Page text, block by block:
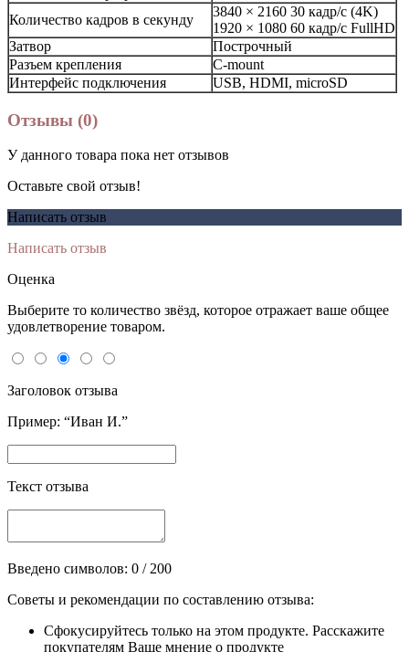
Количество кадров в секунду
3840 × 2160 30 кадр/с (4K)
1920 × 1080 60 кадр/с FullHD
Затвор
Построчный
Разъем крепления
C-mount
Интерфейс подключения
USB, HDMI, microSD
Отзывы (0)
У данного товара пока нет отзывов
Оставьте свой отзыв!
Написать отзыв
Написать отзыв
Оценка
Выберите то количество звёзд, которое отражает ваше общее
удовлетворение товаром.
Заголовок отзыва
Пример: “Иван И.”
Текст отзыва
Введено символов: 0 / 200
Советы и рекомендации по составлению отзыва:
Сфокусируйтесь только на этом продукте. Расскажите
покупателям Ваше мнение о продукте